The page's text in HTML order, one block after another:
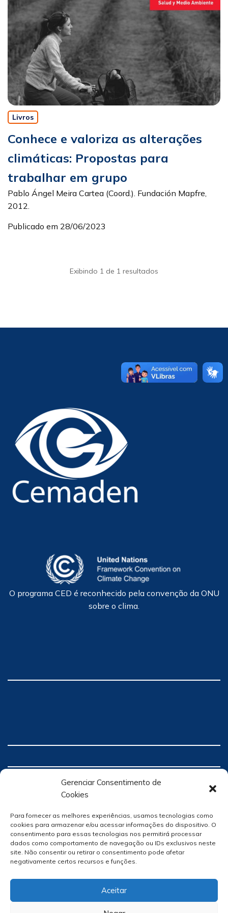
Gerenciar Consentimento de
Cookies
Para fornecer as melhores experiências, usamos tecnologias como
cookies para armazenar e/ou acessar informações do dispositivo. O
consentimento para essas tecnologias nos permitirá processar
dados como comportamento de navegação ou IDs exclusivos neste
site. Não consentir ou retirar o consentimento pode afetar
negativamente certos recursos e funções.
Aceitar
Livros
Conhece e valoriza as alterações
climáticas: Propostas para
trabalhar em grupo
Pablo Ángel Meira Cartea (Coord.). Fundación Mapfre,
2012.
Publicado em 28/06/2023
Exibindo 1 de 1 resultados
O programa CED é reconhecido pela convenção da ONU
sobre o clima.